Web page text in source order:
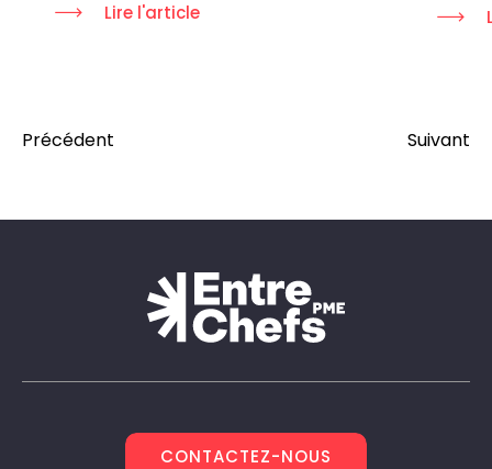
Lire l'article
Précédent Suivant
CONTACTEZ-NOUS